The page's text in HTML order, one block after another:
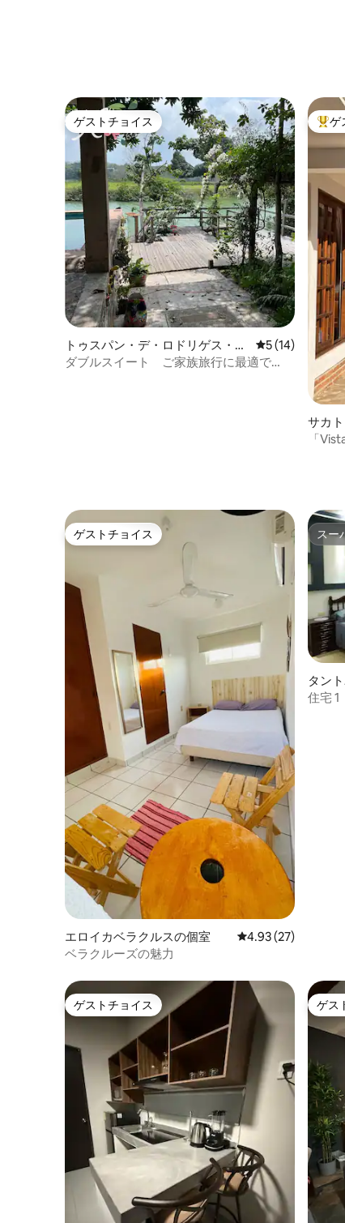
ゲストチョイス
ゲストチョイス
トゥスパン・デ・ロドリゲス・カ
ノの離れ
レビュー14件
5 (14)
ダブルスイート ご家族旅行に最適で
大好
ゲ
サカ
「
ゲストチョイス
ゲストチョイス
エロイカベラクルスの個室 レビュー27件、5つ
4.93 (27)
ベラクルーズの魅力
スー
スー
タン
住宅 1
ゲストチョイス
ゲストチョイス ゲス
ゲス